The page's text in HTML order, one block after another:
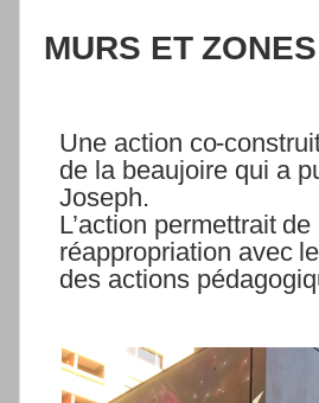
MURS ET ZONES
Une action co-
de la beaujoire qui a
Joseph.
L’action permettrait de
réappropriation avec
des actions